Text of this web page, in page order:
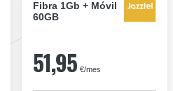
Fibra 1Gb + Móvil
60GB
51,95 €/mes